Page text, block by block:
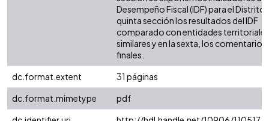
Desempeño Fiscal (IDF) para el Distrito.
quinta sección los resultados del IDF
comparado con entidades territoriales
similares y en la sexta, los comentarios
finales.
dc.format.extent
31 páginas
dc.format.mimetype
pdf